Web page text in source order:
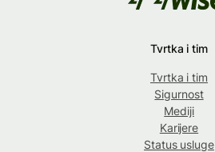
Tvrtka i tim
Tvrtka i tim
Sigurnost
Mediji
Karijere
Status usluge